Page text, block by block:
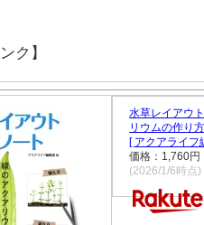
ク】
水草レイアウ
リウムの作り
[ アクアライフ
価格：1,760円
(2026/1/6時点)